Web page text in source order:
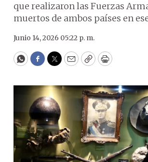
que realizaron las Fuerzas
muertos de ambos países en
Junio 14, 2026 05:22 p. m.
WhatsApp
Facebook
Twitter
EmailCopyPrint